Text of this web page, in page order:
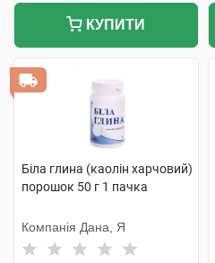
КУПИТИ
Біла глина (каолін харчовий)
порошок 50 г 1 пачка
Компанія Дана, Я